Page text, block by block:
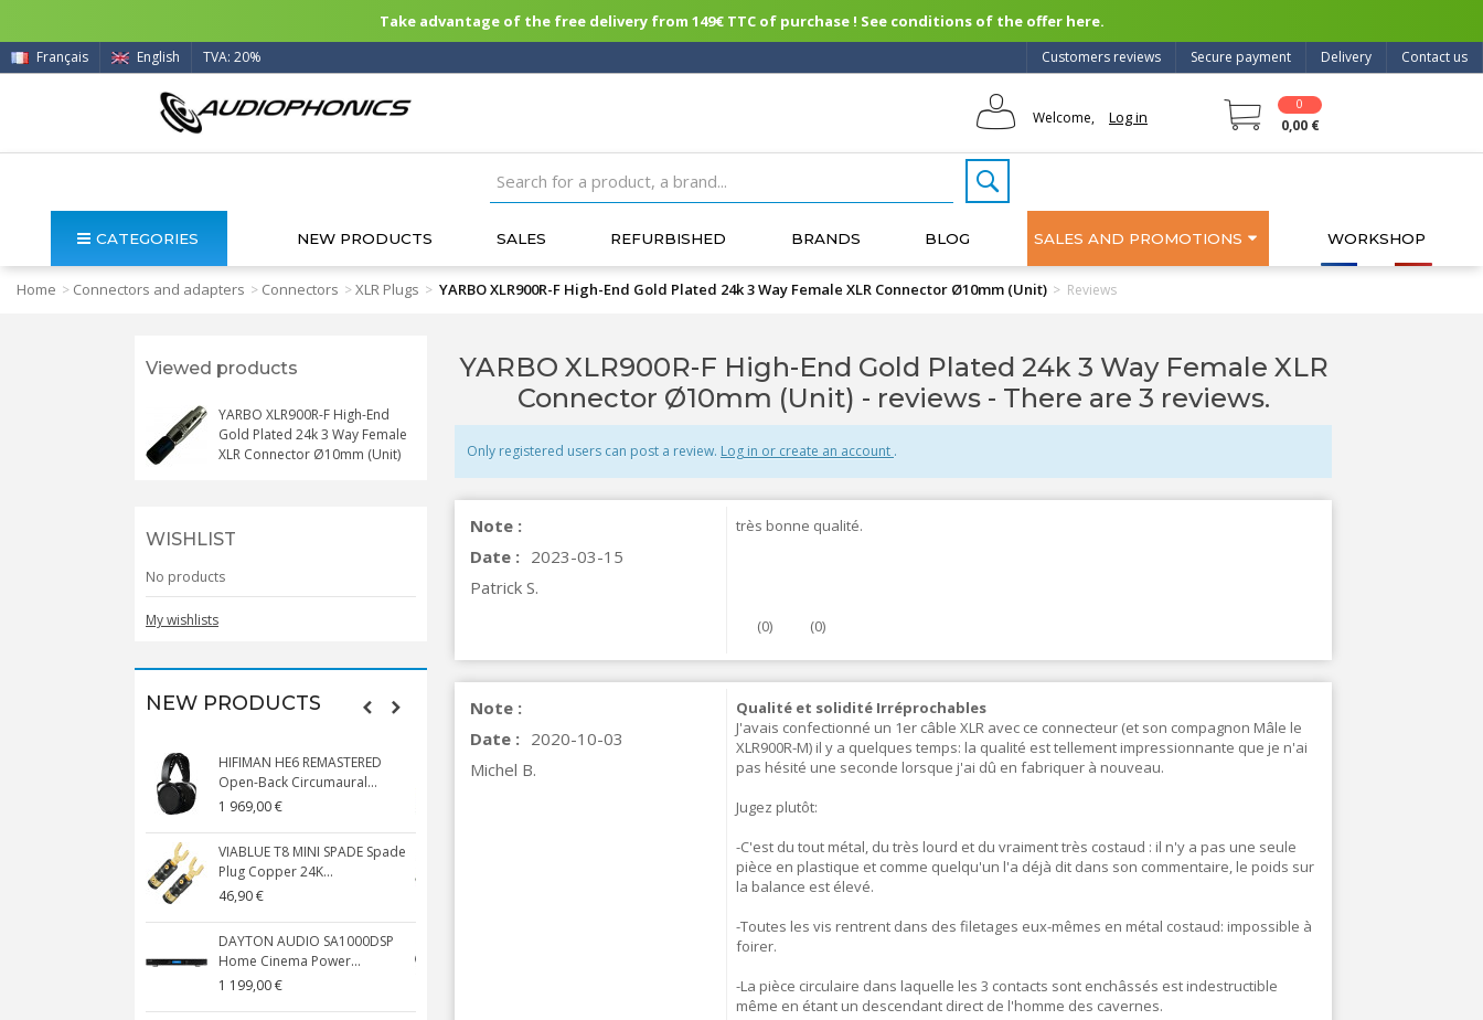
Take advantage of the free delivery from 149€ TTC of purchase ! See conditions of the offer here.
Contact us
Delivery
Secure payment
Customers reviews
Français English TVA: 20%
Welcome, Log in
0
0,00 €
CATEGORIES NEW PRODUCTS SALES REFURBISHED BRANDS BLOG SALES AND PROMOTIONS WORKSHOP
Home > Connectors and adapters > Connectors >XLR Plugs > YARBO XLR900R-F High-End Gold Plated 24k 3 Way Female XLR Connector Ø10mm (Unit) > Reviews
Viewed products
YARBO XLR900R-F High-End
Gold Plated 24k 3 Way Female
XLR Connector Ø10mm (Unit)
WISHLIST
No products
My wishlists
NEW PRODUCTS
HIFIMAN HE6 REMASTERED
Open-Back Circumaural...
1 969,00 €
VIABLUE T8 MINI SPADE Spade
Plug Copper 24K...
46,90 €
DAYTON AUDIO SA1000DSP
Home Cinema Power...
1 199,00 €
VIABLUE T8 5PIN 5-Pin DIN
Phono Connector Gold...
YARBO XLR900R-F High-End Gold Plated 24k 3 Way Female XLR
Connector Ø10mm (Unit) - reviews - There are 3 reviews.
Only registered users can post a review. Log in or create an account .
Note :
Date : 2023-03-15
Patrick S.
très bonne qualité.
(0) (0)
Note :
Date : 2020-10-03
Michel B.
Qualité et solidité Irréprochables
J'avais confectionné un 1er câble XLR avec ce connecteur (et son compagnon Mâle le
XLR900R-M) il y a quelques temps: la qualité est tellement impressionnante que je n'ai
pas hésité une seconde lorsque j'ai dû en fabriquer à nouveau.
Jugez plutôt:
-C'est du tout métal, du très lourd et du vraiment très costaud : il n'y a pas une seule
pièce en plastique et comme quelqu'un l'a déjà dit dans son commentaire, le poids sur
la balance est élevé.
-Toutes les vis rentrent dans des filetages eux-mêmes en métal costaud: impossible à
foirer.
-La pièce circulaire dans laquelle les 3 contacts sont enchâssés est indestructible
même en étant un descendant direct de l'homme des cavernes.